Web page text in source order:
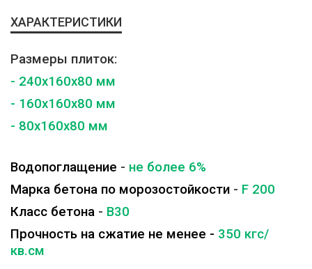
ХАРАКТЕРИСТИКИ
Размеры плиток:
- 240x160x80 мм
- 160x160x80 мм
- 80x160x80 мм
Водопоглащение - не более 6%
Марка бетона по морозостойкости - F 200
Класс бетона - B30
Прочность на сжатие не менее - 350 кгс/
кв.см